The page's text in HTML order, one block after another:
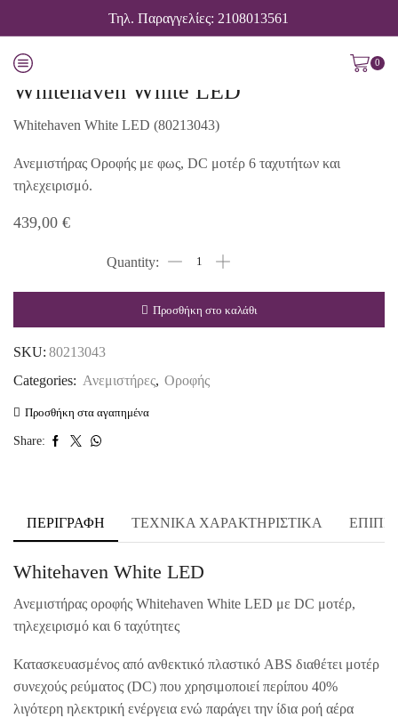
Τηλ. Παραγγελίες: 2108013561
0
Whitehaven White LED
Whitehaven White LED (80213043)
Ανεμιστήρας Οροφής με φως, DC μοτέρ 6 ταχυτήτων και
τηλεχειρισμό.
439,00 €
Προσθήκη στο καλάθι
SKU: 80213043
Categories: Ανεμιστήρες, Οροφής
Προσθήκη στα αγαπημένα
Share:
ΠΕΡΙΓΡΑΦΉ ΤΕΧΝΙΚΑ ΧΑΡΑΚΤΗΡΙΣΤΙΚΑ
Whitehaven White LED
Ανεμιστήρας οροφής Whitehaven White LED με DC μοτέρ,
τηλεχειρισμό και 6 ταχύτητες
Κατασκευασμένος από ανθεκτικό πλαστικό ABS διαθέτει μοτέρ
συνεχούς ρεύματος (DC) που χρησιμοποιεί περίπου 40%
λιγότερη ηλεκτρική ενέργεια ενώ παράγει την ίδια ροή αέρα